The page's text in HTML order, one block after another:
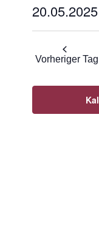
20.05.2025
Vorheriger Tag